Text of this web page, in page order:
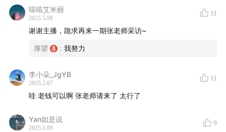
绩下滑，出现资产减值。
另一种情况是市场突然变化，如疫情、国际关系变化或国家
政策调整等导致竞争力下降，这时企业可能需要进行战略调
正面清单或负面清单，哪些情况需要特别警惕？
情况下，突然宣布进行大规模捐赠行为，这可能是公司治理
生重大影响的风险。
嘻嘻艾米丽
2025.5.08
11
谢谢主播，跪求再来一期张老师采访~
厚望 : 我努力
李小朵_JgYB
2025.5.07
11
哇 老钱可以啊 张老师请来了 太行了
Yan如是说
2025.5.09
9